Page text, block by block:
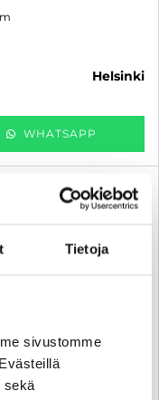
Tietoja
sivustomme
sekä
helsinki
WHATSAPP